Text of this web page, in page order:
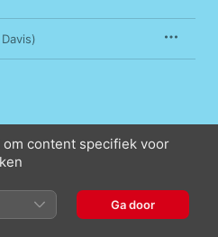
content specifiek voor
Ga door